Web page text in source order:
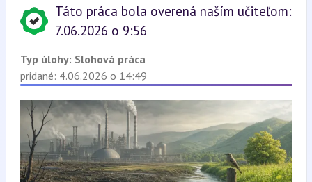
Táto práca bola overená naším učiteľom:
7.06.2026 o 9:56
Typ úlohy: Slohová práca
pridané: 4.06.2026 o 14:49